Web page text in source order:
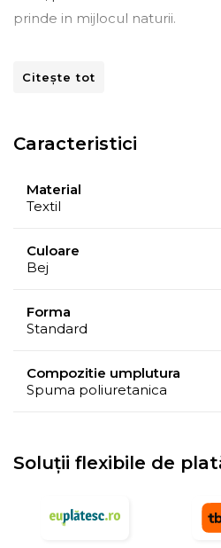
prinde in mijlocul naturii.
ideal pentru cartea ta preferata.
sintetic hidrofobizat, tratat UV,
este prevazuta cu fermoar.
spuma poliuretanica ce
durabila.
Designul este unul minimalist,
cat se poate de generoase:
este folosita drept canapea.
Citește tot
Caracteristici
Material
Textil
Culoare
Bej
Forma
Standard
Compozitie umplutura
Spuma poliuretanica
Soluții flexibile de